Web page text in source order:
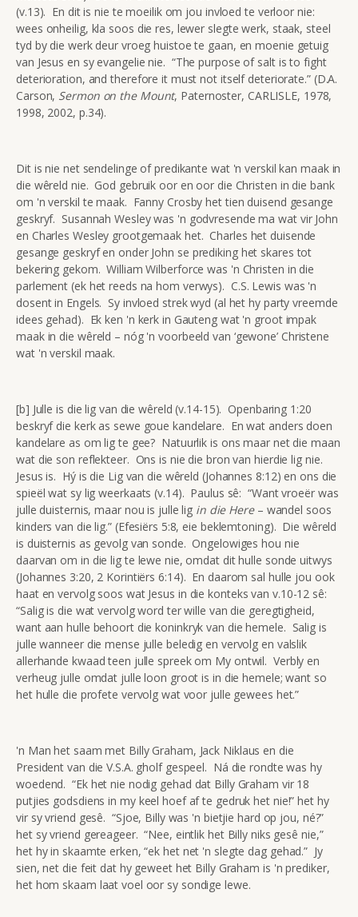
(v.13). En dit is nie te moeilik om jou invloed te verloor nie:
wees onheilig, kla soos die res, lewer slegte werk, staak, steel
tyd by die werk deur vroeg huistoe te gaan, en moenie getuig
van Jesus en sy evangelie nie. “The purpose of salt is to fight
deterioration, and therefore it must not itself deteriorate.” (D.A.
Carson, Sermon on the Mount, Paternoster, CARLISLE, 1978,
1998, 2002, p.34).
Dit is nie net sendelinge of predikante wat 'n verskil kan maak in
die wêreld nie. God gebruik oor en oor die Christen in die bank
om 'n verskil te maak. Fanny Crosby het tien duisend gesange
geskryf. Susannah Wesley was 'n godvresende ma wat vir John
en Charles Wesley grootgemaak het. Charles het duisende
gesange geskryf en onder John se prediking het skares tot
bekering gekom. William Wilberforce was 'n Christen in die
parlement (ek het reeds na hom verwys). C.S. Lewis was 'n
dosent in Engels. Sy invloed strek wyd (al het hy party vreemde
idees gehad). Ek ken 'n kerk in Gauteng wat 'n groot impak
maak in die wêreld – nóg 'n voorbeeld van ‘gewone’ Christene
wat 'n verskil maak.
[b] Julle is die lig van die wêreld (v.14-15). Openbaring 1:20
beskryf die kerk as sewe goue kandelare. En wat anders doen
kandelare as om lig te gee? Natuurlik is ons maar net die maan
wat die son reflekteer. Ons is nie die bron van hierdie lig nie.
Jesus is. Hý is die Lig van die wêreld (Johannes 8:12) en ons die
spieël wat sy lig weerkaats (v.14). Paulus sê: “Want vroeër was
julle duisternis, maar nou is julle lig in die Here– wandel soos
kinders van die lig.” (Efesiërs 5:8, eie beklemtoning). Die wêreld
is duisternis as gevolg van sonde. Ongelowiges hou nie
daarvan om in die lig te lewe nie, omdat dit hulle sonde uitwys
(Johannes 3:20, 2 Korintiërs 6:14). En daarom sal hulle jou ook
haat en vervolg soos wat Jesus in die konteks van v.10-12 sê:
“Salig is die wat vervolg word ter wille van die geregtigheid,
want aan hulle behoort die koninkryk van die hemele. Salig is
julle wanneer die mense julle beledig en vervolg en valslik
allerhande kwaad teen julle spreek om My ontwil. Verbly en
verheug julle omdat julle loon groot is in die hemele; want so
het hulle die profete vervolg wat voor julle gewees het.”
'n Man het saam met Billy Graham, Jack Niklaus en die
President van die V.S.A. gholf gespeel. Ná die rondte was hy
woedend. “Ek het nie nodig gehad dat Billy Graham vir 18
putjies godsdiens in my keel hoef af te gedruk het nie!” het hy
vir sy vriend gesê. “Sjoe, Billy was 'n bietjie hard op jou, né?”
het sy vriend gereageer. “Nee, eintlik het Billy niks gesê nie,”
het hy in skaamte erken, “ek het net 'n slegte dag gehad.” Jy
sien, net die feit dat hy geweet het Billy Graham is 'n prediker,
het hom skaam laat voel oor sy sondige lewe.